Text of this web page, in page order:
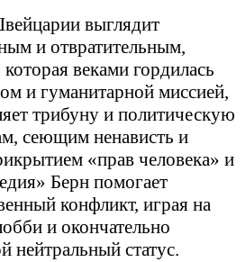
выглядит
и отвратительным,
веками гордилась
и гуманитарной миссией,
трибуну и политическую
сеющим ненависть и
«прав человека» и
Берн помогает
конфликт, играя на
и окончательно
нейтральный статус.